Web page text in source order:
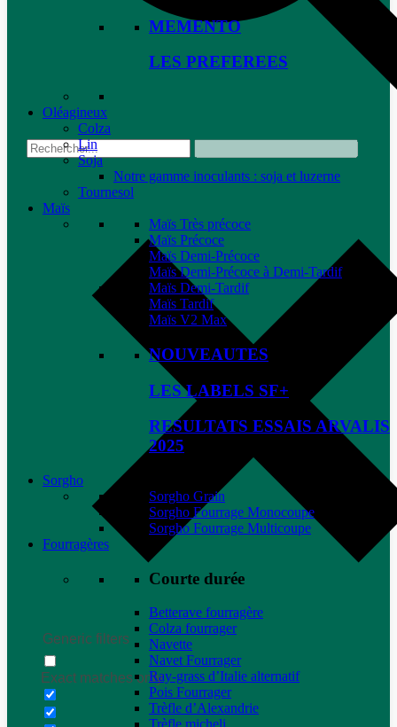
Generic filters
Exact matches only
MEMENTO
LES PREFEREES
Oléagineux
Colza
Lin
Soja
Notre gamme inoculants : soja et luzerne
Tournesol
Maïs
Maïs Très précoce
Maïs Précoce
Maïs Demi-Précoce
Maïs Demi-Précoce à Demi-Tardif
Maïs Demi-Tardif
Maïs Tardif
Maïs V2 Max
NOUVEAUTES
LES LABELS SF+
RESULTATS ESSAIS ARVALIS
2025
Sorgho
Sorgho Grain
Sorgho Fourrage Monocoupe
Sorgho Fourrage Multicoupe
Fourragères
Courte durée
Betterave fourragère
Colza fourrager
Navette
Navet Fourrager
Ray-grass d’Italie alternatif
Pois Fourrager
Trèfle d’Alexandrie